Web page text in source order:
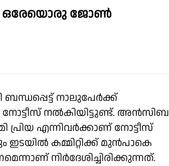
| ഒരേയൊരു ജോൺ
നാലുപേർക്ക്
നോട്ടീസ് നൽകിയിട്ടുണ്ട്. അൻസിബ
പ്രിയ എന്നിവർക്കാണ് നോട്ടീസ്
കമ്മിറ്റിക്ക് മുൻപാകെ
നിർദേശിച്ചിരിക്കുന്നത്.